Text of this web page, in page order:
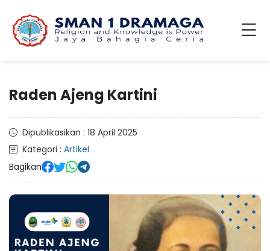
Raden Ajeng Kartini
Dipublikasikan : 18 April 2025
Kategori : Artikel
Bagikan